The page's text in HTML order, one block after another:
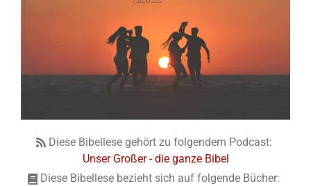
Diese Bibellese gehört zu folgendem Podcast:
Unser Großer - die ganze Bibel
Diese Bibellese bezieht sich auf folgende Bücher: